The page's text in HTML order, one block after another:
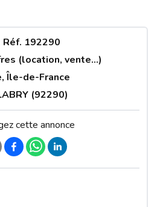
Réf. 192290
(location, vente...)
,Île-de-France
(92290)
cette annonce